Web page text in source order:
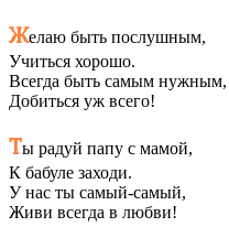
Желаю быть послушным,
Учиться хорошо.
Всегда быть самым нужным,
Добиться уж всего!
Ты радуй папу с мамой,
К бабуле заходи.
У нас ты самый-самый,
Живи всегда в любви!